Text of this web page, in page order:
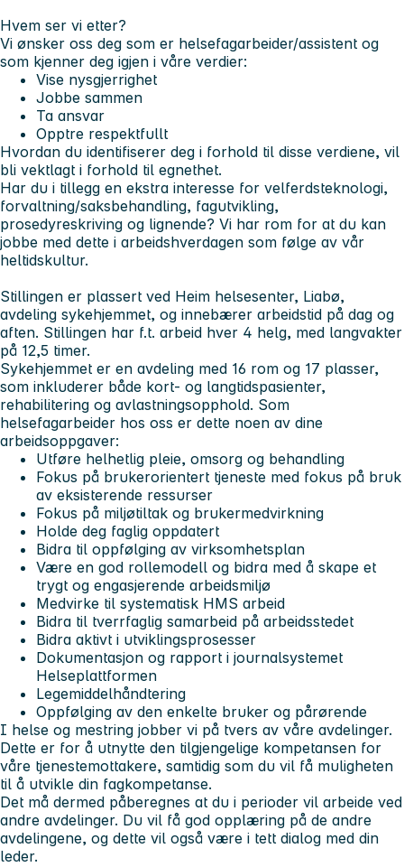
Hvem ser vi etter?
Vi ønsker oss deg som er helsefagarbeider/assistent og
som kjenner deg igjen i våre verdier:
Vise nysgjerrighet
Jobbe sammen
Ta ansvar
Opptre respektfullt
Hvordan du identifiserer deg i forhold til disse verdiene, vil
bli vektlagt i forhold til egnethet.
Har du i tillegg en ekstra interesse for velferdsteknologi,
forvaltning/saksbehandling, fagutvikling,
prosedyreskriving og lignende? Vi har rom for at du kan
jobbe med dette i arbeidshverdagen som følge av vår
heltidskultur.
Stillingen er plassert ved Heim helsesenter, Liabø,
avdeling sykehjemmet, og innebærer arbeidstid på dag og
aften. Stillingen har f.t. arbeid hver 4 helg, med langvakter
på 12,5 timer.
Sykehjemmet er en avdeling med 16 rom og 17 plasser,
som inkluderer både kort- og langtidspasienter,
rehabilitering og avlastningsopphold. Som
helsefagarbeider hos oss er dette noen av dine
arbeidsoppgaver:
Utføre helhetlig pleie, omsorg og behandling
Fokus på brukerorientert tjeneste med fokus på bruk
av eksisterende ressurser
Fokus på miljøtiltak og brukermedvirkning
Holde deg faglig oppdatert
Bidra til oppfølging av virksomhetsplan
Være en god rollemodell og bidra med å skape et
trygt og engasjerende arbeidsmiljø
Medvirke til systematisk HMS arbeid
Bidra til tverrfaglig samarbeid på arbeidsstedet
Bidra aktivt i utviklingsprosesser
Dokumentasjon og rapport i journalsystemet
Helseplattformen
Legemiddelhåndtering
Oppfølging av den enkelte bruker og pårørende
I helse og mestring jobber vi på tvers av våre avdelinger.
Dette er for å utnytte den tilgjengelige kompetansen for
våre tjenestemottakere, samtidig som du vil få muligheten
til å utvikle din fagkompetanse.
Det må dermed påberegnes at du i perioder vil arbeide ved
andre avdelinger. Du vil få god opplæring på de andre
avdelingene, og dette vil også være i tett dialog med din
leder.